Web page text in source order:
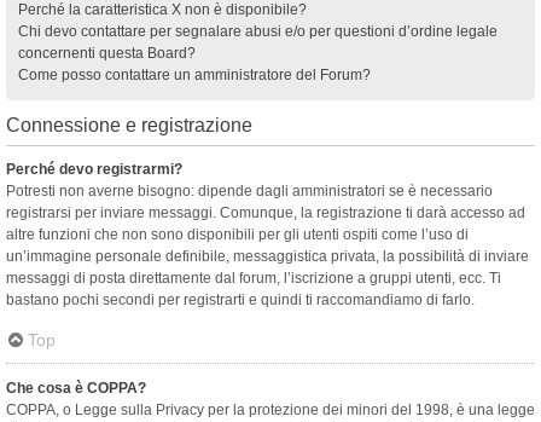
Perché la caratteristica X non è disponibile?
Chi devo contattare per segnalare abusi e/o per questioni d’ordine legale
concernenti questa Board?
Come posso contattare un amministratore del Forum?
Connessione e registrazione
Perché devo registrarmi?
Potresti non averne bisogno: dipende dagli amministratori se è necessario
registrarsi per inviare messaggi. Comunque, la registrazione ti darà accesso ad
altre funzioni che non sono disponibili per gli utenti ospiti come l’uso di
un’immagine personale definibile, messaggistica privata, la possibilità di inviare
messaggi di posta direttamente dal forum, l’iscrizione a gruppi utenti, ecc. Ti
bastano pochi secondi per registrarti e quindi ti raccomandiamo di farlo.
Top
Che cosa è COPPA?
COPPA, o Legge sulla Privacy per la protezione dei minori del 1998, è una legge